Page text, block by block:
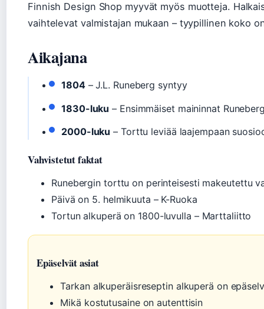
Finnish Design Shop myyvät myös muotteja.
vaihtelevat valmistajan mukaan – tyypillinen koko
Aikajana
1804– J.L. Runeberg syntyy
1830-luku – Ensimmäiset maininnat
2000-luku – Torttu leviää laajempaan
Vahvistetut faktat
Runebergin torttu on perinteisesti makeutettu
Päivä on 5. helmikuuta – K-Ruoka
Tortun alkuperä on 1800-luvulla – Marttaliitto
Epäselvät asiat
Tarkan alkuperäisreseptin alkuperä on
Mikä kostutusaine on autenttisin